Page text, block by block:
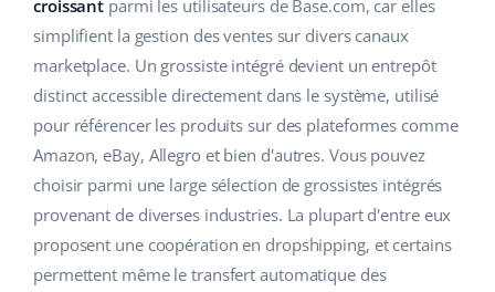
Gestion logistique
Automatisation des flux
Base Connect
L'IA au service du e-commerce
Maison et jardin
Produits pour enfants
Électronique
Pièces automobiles
Supermarché
Santé et beauté
Aide
Académie
Services
Audit des comptes
english (US)
english (GB)
english (IN)
čeština
deutsch
Ελληνικά
croissant parmi les utilisateurs de Base.com, car elles
simplifient la gestion des ventes sur divers canaux
marketplace. Un grossiste intégré devient un entrepôt
distinct accessible directement dans le système, utilisé
pour référencer les produits sur des plateformes comme
Amazon, eBay, Allegro et bien d'autres. Vous pouvez
choisir parmi une large sélection de grossistes intégrés
provenant de diverses industries. La plupart d'entre eux
proposent une coopération en dropshipping, et certains
permettent même le transfert automatique des